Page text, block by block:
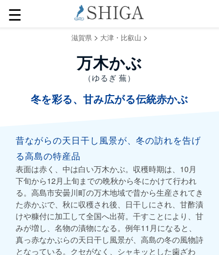
☰
滋賀県 > 大津・比叡山 >
万木かぶ
（ゆるぎ 蕪）
冬を彩る、甘み広がる伝統赤かぶ
昔ながらの天日干し風景が、冬の訪れを告げ
る高島の特産品
表面は赤く、中は白い万木かぶ。収穫時期は、10月
下旬から12月上旬までの晩秋から冬にかけて行われ
る。高島市安曇川町の万木地域で昔から生産されてき
た赤かぶで、秋に収穫され後、日干しにされ、甘酢漬
けや糠付に加工して全国へ出荷。干すことにより、甘
みが増し、名物の漬物になる。例年11月になると、
真っ赤なかぶらの天日干し風景が、高島の冬の風物詩
となっている。クセがなく、シャキッとした歯ざわ